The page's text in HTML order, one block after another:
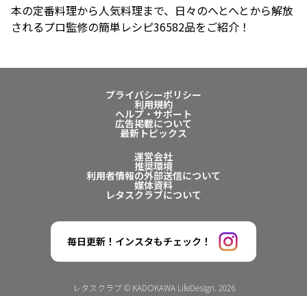
本の定番料理から人気料理まで、日々のへとへとから解放
されるプロ監修の簡単レシピ36582品をご紹介！
プライバシーポリシー
利用規約
ヘルプ・サポート
広告掲載について
最新トピックス
運営会社
推奨環境
利用者情報の外部送信について
媒体資料
レタスクラブについて
毎日更新！インスタもチェック！
レタスクラブ © KADOKAWA LifeDesign. 2026